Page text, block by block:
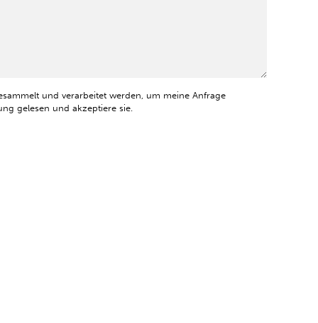
und verarbeitet werden, um meine Anfrage
gelesen und akzeptiere sie.